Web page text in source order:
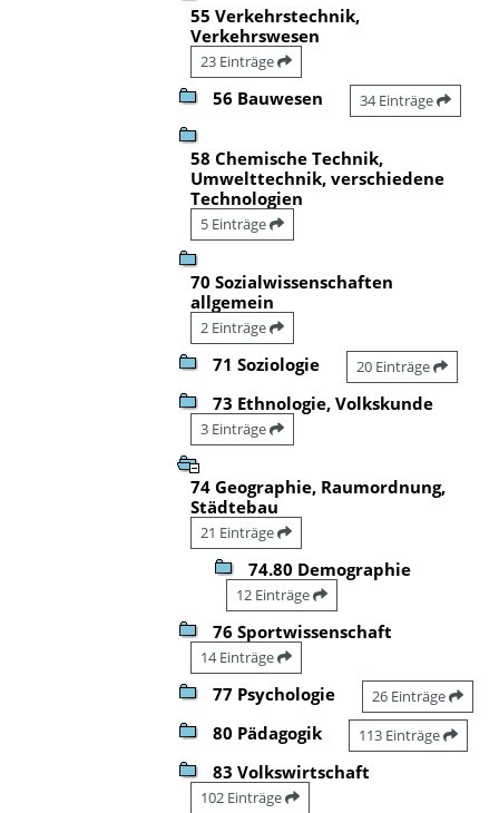
55 Verkehrstechnik,
Verkehrswesen
23 Einträge
56 Bauwesen 34 Einträge
58 Chemische Technik,
Umwelttechnik, verschiedene
Technologien
5 Einträge
70 Sozialwissenschaften
allgemein
2 Einträge
71 Soziologie 20 Einträge
73 Ethnologie, Volkskunde
3 Einträge
74 Geographie, Raumordnung,
Städtebau
21 Einträge
74.80 Demographie
12 Einträge
76 Sportwissenschaft
14 Einträge
77 Psychologie 26 Einträge
80 Pädagogik 113 Einträge
83 Volkswirtschaft
102 Einträge